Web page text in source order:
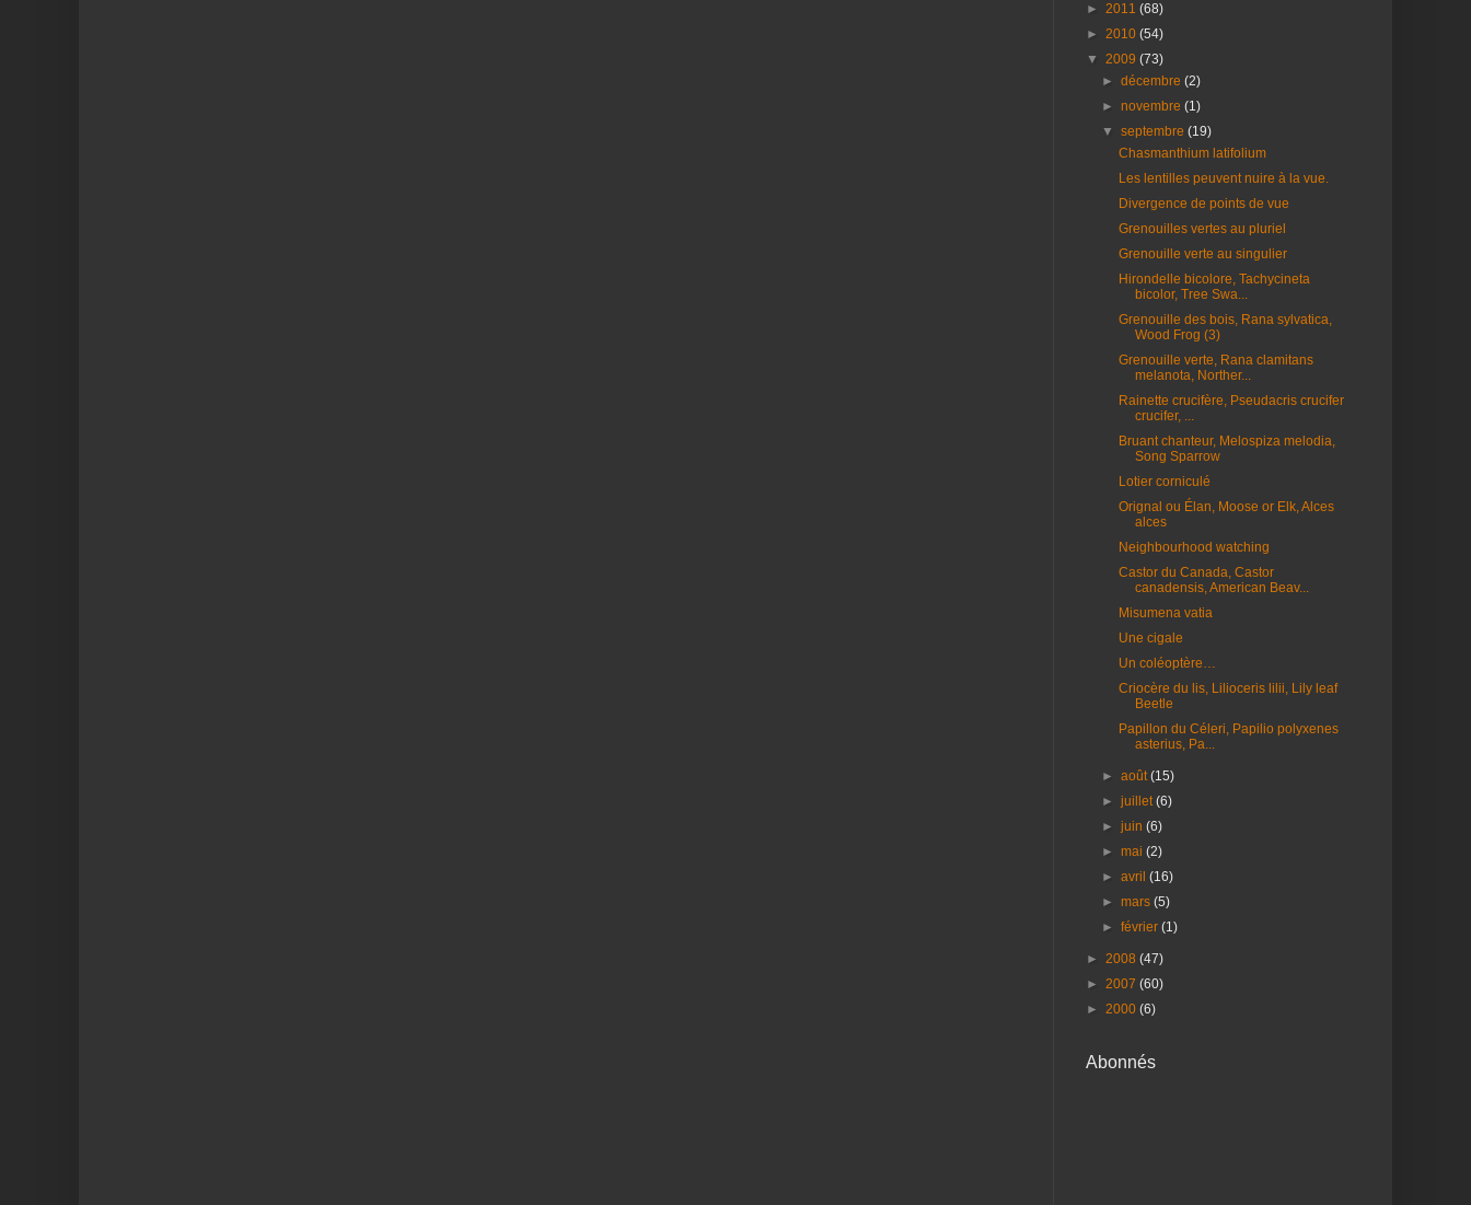
► 2011 (68)
► 2010 (54)
▼ 2009 (73)
►décembre(2)
►novembre(1)
▼septembre(19)
Chasmanthium latifolium
Les lentilles peuvent nuire à la vue.
Divergence de points de vue
Grenouilles vertes au pluriel
Grenouille verte au singulier
Hirondelle bicolore, Tachycineta
bicolor, Tree Swa...
Grenouille des bois, Rana sylvatica,
Wood Frog (3)
Grenouille verte, Rana clamitans
melanota, Norther...
Rainette crucifère, Pseudacris crucifer
crucifer, ...
Bruant chanteur, Melospiza melodia,
Song Sparrow
Lotier corniculé
Orignal ou Élan, Moose or Elk, Alces
alces
Neighbourhood watching
Castor du Canada, Castor
canadensis, American Beav...
Misumena vatia
Une cigale
Un coléoptère…
Criocère du lis, Lilioceris lilii, Lily leaf
Beetle
Papillon du Céleri, Papilio polyxenes
asterius, Pa...
►août(15)
►juillet(6)
►juin(6)
►mai(2)
►avril(16)
►mars(5)
►février(1)
► 2008 (47)
► 2007 (60)
► 2000 (6)
Abonnés